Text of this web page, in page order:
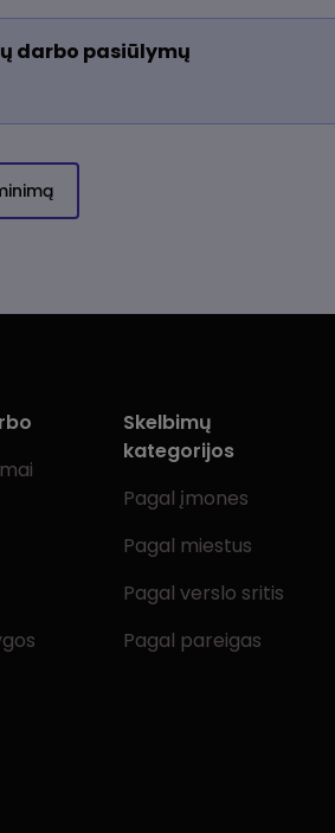
darbo pasiūlymų
Skelbimų
kategorijos
Pagal įmones
Pagal miestus
Pagal verslo sritis
Pagal pareigas